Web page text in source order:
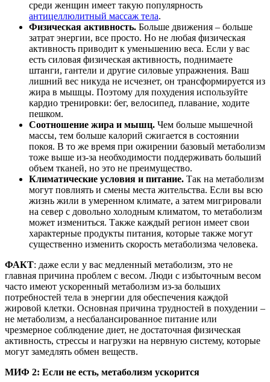
среди женщин имеет такую популярность
антицеллюлитный массаж тела.
Физическая активность. Больше движения – больше
затрат энергии, все просто. Но не любая физическая
активность приводит к уменьшению веса. Если у вас
есть силовая физическая активность, поднимаете
штанги, гантели и другие силовые упражнения. Ваш
лишний вес никуда не исчезнет, он трансформируется из
жира в мышцы. Поэтому для похудения используйте
кардио тренировки: бег, велосипед, плавание, ходите
пешком.
Соотношение жира и мышц. Чем больше мышечной
массы, тем больше калорий сжигается в состоянии
покоя. В то же время при ожирении базовый метаболизм
тоже выше из-за необходимости поддерживать больший
объем тканей, но это не преимущество.
Климатические условия и питание. Так на метаболизм
могут повлиять и смены места жительства. Если вы всю
жизнь жили в умеренном климате, а затем мигрировали
на север с довольно холодным климатом, то метаболизм
может измениться. Также каждый регион имеет свои
характерные продукты питания, которые также могут
существенно изменить скорость метаболизма человека.
ФАКТ: даже если у вас медленный метаболизм, это не
главная причина проблем с весом. Люди с избыточным весом
часто имеют ускоренный метаболизм из-за больших
потребностей тела в энергии для обеспечения каждой
жировой клетки. Основная причина трудностей в похудении –
не метаболизм, а несбалансированное питание или
чрезмерное соблюдение диет, не достаточная физическая
активность, стрессы и нагрузки на нервную систему, которые
могут замедлять обмен веществ.
МИФ 2: Если не есть, метаболизм ускорится